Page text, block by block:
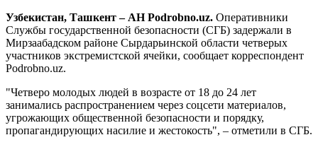
Узбекистан, Ташкент – АН Podrobno.uz. Оперативники
Службы государственной безопасности (СГБ) задержали в
Мирзаабадском районе Сырдарьинской области четверых
участников экстремистской ячейки, сообщает корреспондент
Podrobno.uz.
"Четверо молодых людей в возрасте от 18 до 24 лет
занимались распространением через соцсети материалов,
угрожающих общественной безопасности и порядку,
пропагандирующих насилие и жестокость", – отметили в СГБ.